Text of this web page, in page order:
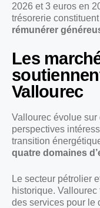
2026 et 3 euros en
trésorerie
rémunérer
Les
Vallourec
Vallourec évolue sur
perspectives
transition
quatre domaines
Le secteur pétrolier
historique.
des services pour le